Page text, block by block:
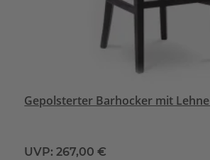
Gepolsterter Barhocker mit
UVP: 267,00 €